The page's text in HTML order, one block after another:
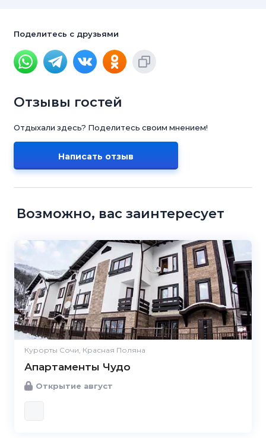
Поделитесь с друзьями
Отзывы гостей
Отдыхали здесь? Поделитесь своим мнением!
Написать отзыв
Возможно, вас заинтересует
Курорты Сочи, Красная Поляна
Апартаменты Чудо
Открытие август